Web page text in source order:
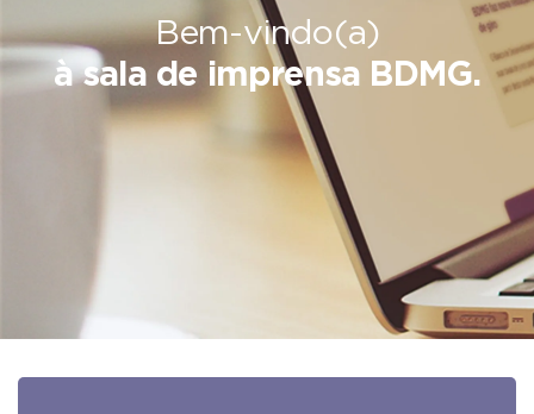
Bem-vindo(a)
à sala de imprensa BDMG.